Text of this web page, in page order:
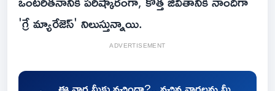
'గ్రే మ్యారేజెస్' నిలుస్తున్నాయి.
ADVERTISEMENT